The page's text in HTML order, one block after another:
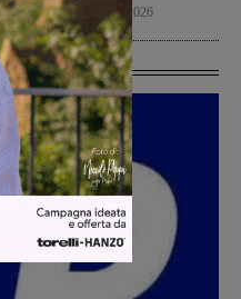
Cronaca 6 Agosto 2026